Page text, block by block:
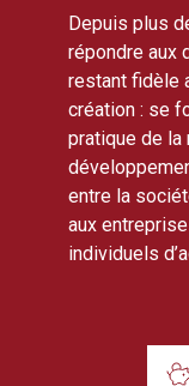
Depuis plus
répondre aux
restant fidèle
création : se
pratique de la
entre la
aux
individuels